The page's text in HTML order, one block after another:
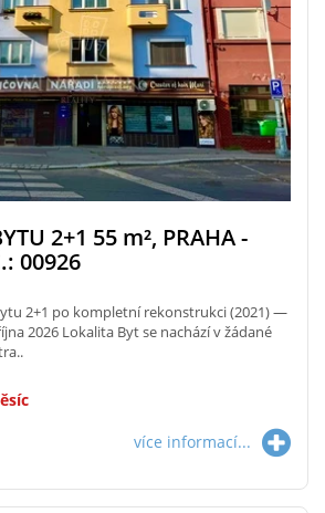
2+1 55 m², PRAHA -
00926
2+1 po kompletní rekonstrukci (2021) —
2026 Lokalita Byt se nachází v žádané
více informací...